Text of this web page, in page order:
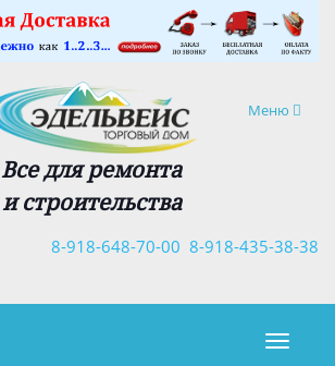
Навигация
Меню
Все для ремонта
и строительства
8-918-435-38-38
8-918-648-70-00
×